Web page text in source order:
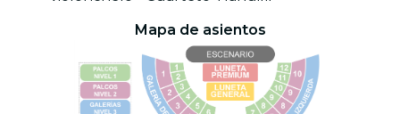
Mapa de asientos